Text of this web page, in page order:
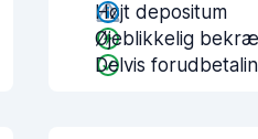
Højt depositum
Øjeblikkelig
Delvis